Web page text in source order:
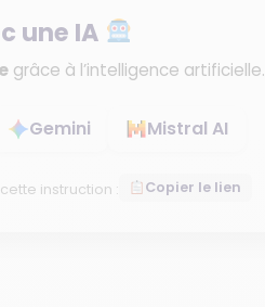
une IA
grâce à l’intelligence artificielle.
Gemini Mistral AI
instruction : Copier le lien